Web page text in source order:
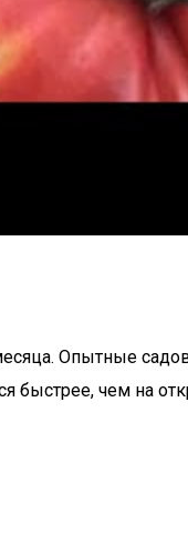
Опытные
быстрее, чем на